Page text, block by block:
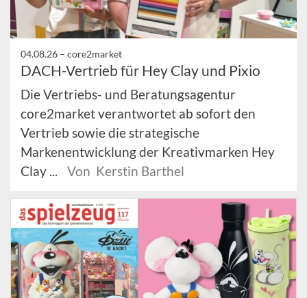
04.08.26 – core2market
DACH-Vertrieb für Hey Clay und Pixio
Die Vertriebs- und Beratungsagentur
core2market verantwortet ab sofort den
Vertrieb sowie die strategische
Markenentwicklung der Kreativmarken Hey
Clay ...
Von Kerstin Barthel